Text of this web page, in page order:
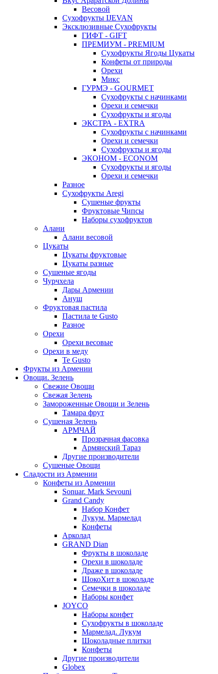
Весовой
Сухофрукты IJEVAN
Эксклюзивные Сухофрукты
ГИФТ - GIFT
ПРЕМИУМ - PREMIUM
Сухофрукты Ягоды Цукаты
Конфеты от природы
Орехи
Микс
ГУРМЭ - GOURMET
Сухофрукты с начинками
Орехи и семечки
Сухофрукты и ягоды
ЭКСТРА - EXTRA
Сухофрукты с начинками
Орехи и семечки
Сухофрукты и ягоды
ЭКОНОМ - ECONOM
Сухофрукты и ягоды
Орехи и семечки
Разное
Сухофрукты Aregi
Сушеные фрукты
Фруктовые Чипсы
Наборы сухофруктов
Алани
Алани весовой
Цукаты
Цукаты фруктовые
Цукаты разные
Сушеные ягоды
Чурчхела
Дары Армении
Ануш
Фруктовая пастила
Пастила te Gusto
Разное
Орехи
Орехи весовые
Орехи в меду
Te Gusto
Фрукты из Армении
Овощи. Зелень
Свежие Овощи
Свежая Зелень
Замороженные Овощи и Зелень
Тамара фрут
Сушеная Зелень
АРМЧАЙ
Прозрачная фасовка
Армянский Тараз
Другие производители
Сушеные Овощи
Сладости из Армении
Конфеты из Армении
Sonuar. Mark Sevouni
Grand Candy
Набор Конфет
Лукум. Мармелад
Конфеты
Арколад
GRAND Dian
Фрукты в шоколаде
Орехи в шоколаде
Драже в шоколаде
ШокоХит в шоколаде
Семечки в шоколаде
Наборы конфет
JOYCO
Наборы конфет
Сухофрукты в шоколаде
Мармелад. Лукум
Шоколадные плитки
Конфеты
Другие производители
Globex